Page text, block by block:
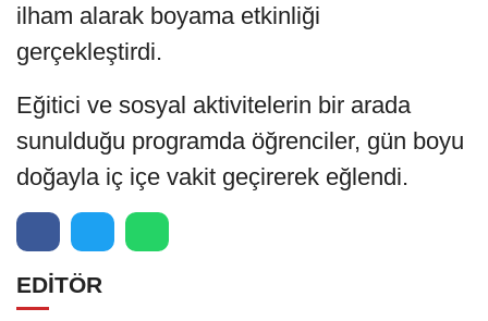
ilham alarak boyama etkinliği
gerçekleştirdi.
Eğitici ve sosyal aktivitelerin bir arada
sunulduğu programda öğrenciler, gün boyu
doğayla iç içe vakit geçirerek eğlendi.
EDİTÖR